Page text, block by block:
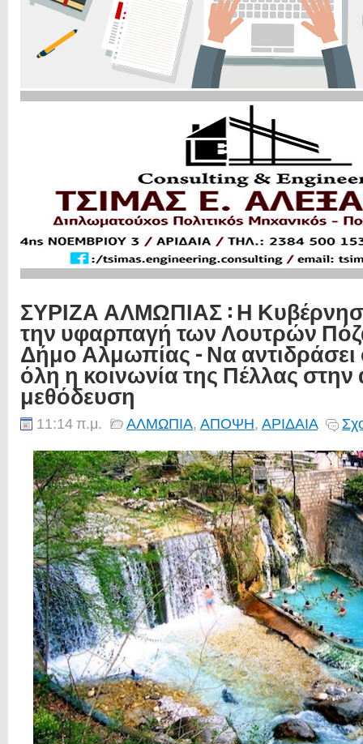
ΣΥΡΙΖΑ ΑΛΜΩΠΙΑΣ : Η
την υφαρπαγή των Λουτρών
Δήμο Αλμωπίας - Να αντιδράσει
όλη η κοινωνία της Πέλλας
μεθόδευση
11:14 π.μ. ΑΛΜΩΠΙΑ, ΑΠΟΨΗ, ΑΡΙΔΑΙΑ